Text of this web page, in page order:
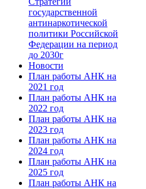
государственной
антинаркотической
политики Российской
Федерации на период
до 2030г
Новости
План работы АНК на
2021 год
План работы АНК на
2022 год
План работы АНК на
2023 год
План работы АНК на
2024 год
План работы АНК на
2025 год
План работы АНК на